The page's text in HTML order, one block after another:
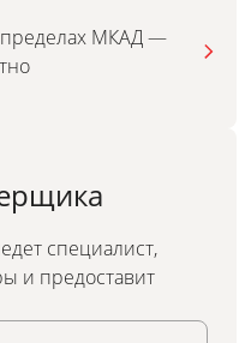
пределах МКАД —
специалист,
и предоставит